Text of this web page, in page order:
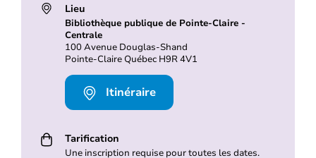
Lieu
Bibliothèque publique de Pointe-Claire -
Centrale
100 Avenue Douglas-Shand
Pointe-Claire Québec H9R 4V1
Itinéraire
Tarification
Une inscription requise pour toutes les dates.